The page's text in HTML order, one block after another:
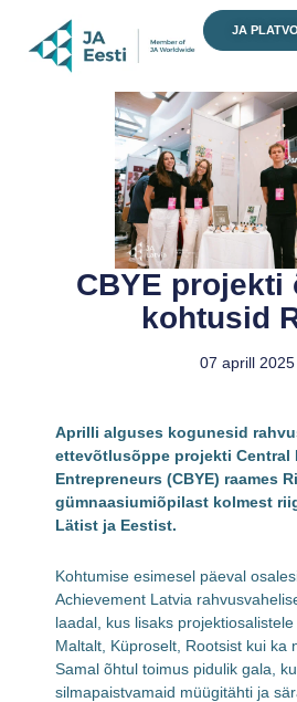
content
JA
CBYE projekti
kohtusid
07 aprill 2025
Aprilli alguses kogunesid
ettevõtlusõppe projekti Central
Entrepreneurs (CBYE) raames
gümnaasiumiõpilast kolmest
Lätist ja Eestist.
Kohtumise esimesel päeval
Achievement Latvia
laadal, kus lisaks
Maltalt, Küproselt, Rootsist kui ka
Samal õhtul toimus pidulik gala,
silmapaistvamaid müügitähti ja